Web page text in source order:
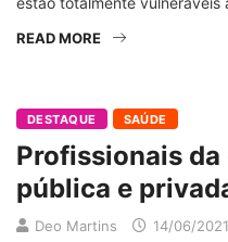
READ MORE
DESTAQUE SAÚDE
Profissionais da
pública e
Deo Martins 14/06/2021